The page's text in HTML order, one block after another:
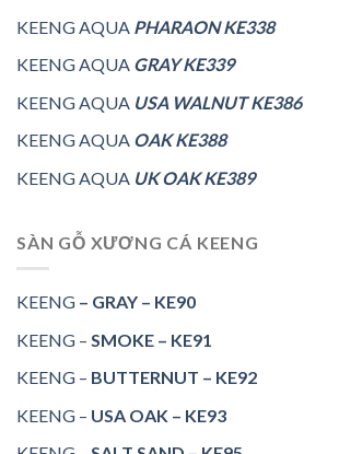
KEENG AQUA PHARAON KE338
KEENG AQUA GRAY KE339
KEENG AQUA USA WALNUT KE386
KEENG AQUA OAK KE388
KEENG AQUA UK OAK KE389
SÀN GỖ XƯƠNG CÁ KEENG
KEENG – GRAY – KE90
KEENG – SMOKE – KE91
KEENG – BUTTERNUT – KE92
KEENG – USA OAK – KE93